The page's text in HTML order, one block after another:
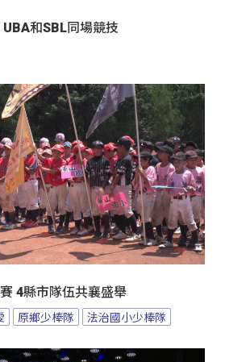
和SBL同場競技
4縣市隊伍共襄盛舉
原鄉少棒隊 法治國小少棒隊